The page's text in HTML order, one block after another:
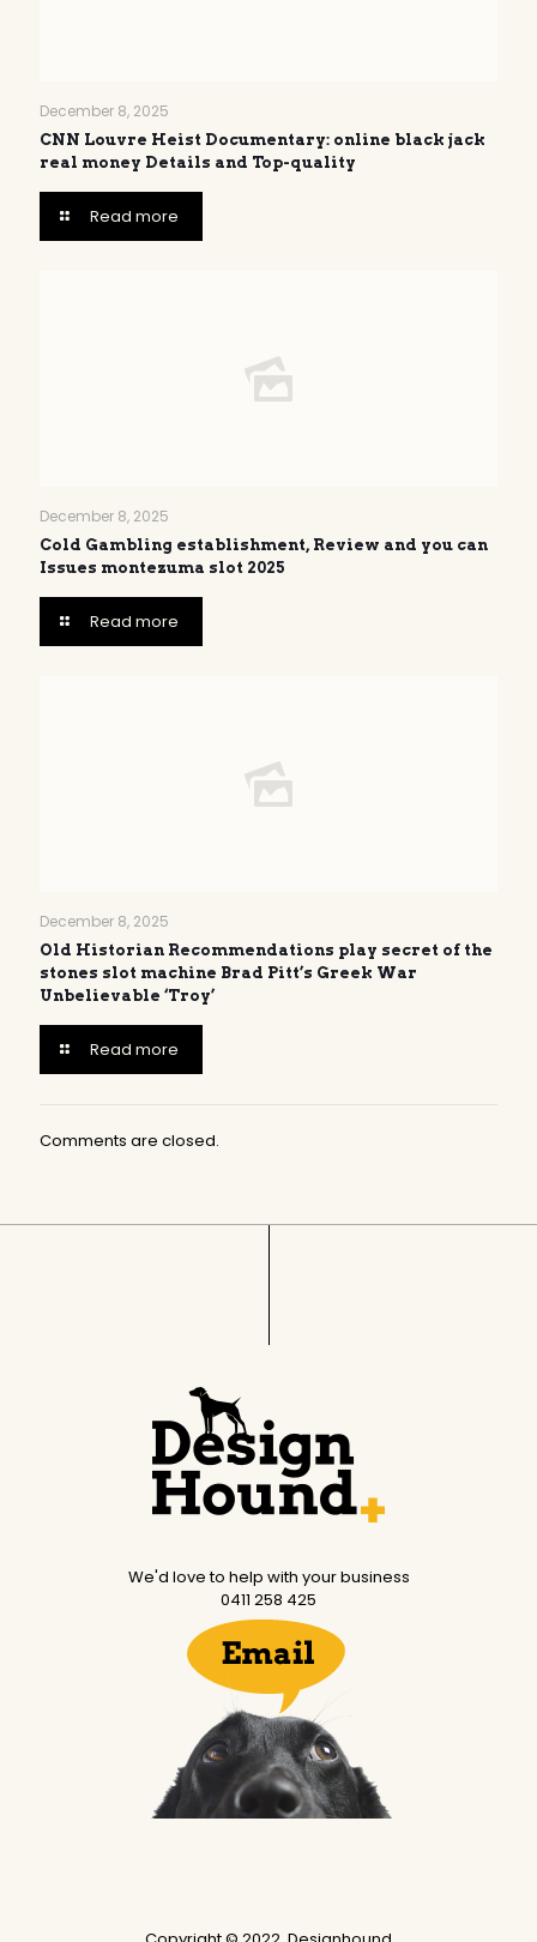
December 8, 2025
CNN Louvre Heist Documentary: online black jack
real money Details and Top-quality
Read more
December 8, 2025
Cold Gambling establishment, Review and you can
Issues montezuma slot 2025
Read more
December 8, 2025
Old Historian Recommendations play secret of the
stones slot machine Brad Pitt’s Greek War
Unbelievable ‘Troy’
Read more
Comments are closed.
We'd love to help with your business
0411 258 425